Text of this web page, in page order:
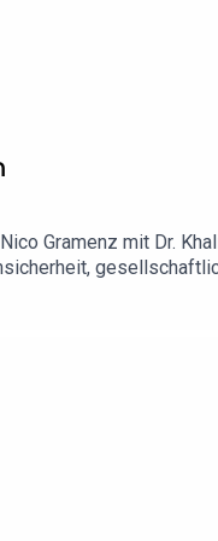
Gramenz mit Dr.
nicht vollständig
zu bleiben.Ein
Klarheit.